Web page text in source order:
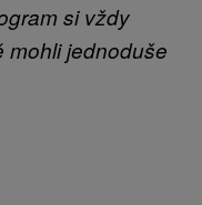
si vždy
mohli jednoduše